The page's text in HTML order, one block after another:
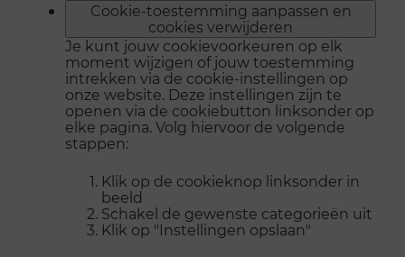
Cookie-toestemming aanpassen en
cookies verwijderen
Je kunt jouw cookievoorkeuren op elk
moment wijzigen of jouw toestemming
intrekken via de cookie-instellingen op
onze website. Deze instellingen zijn te
openen via de cookiebutton linksonder op
elke pagina. Volg hiervoor de volgende
stappen:
Klik op de cookieknop linksonder in
beeld
Schakel de gewenste categorieën uit
Klik op "Instellingen opslaan"